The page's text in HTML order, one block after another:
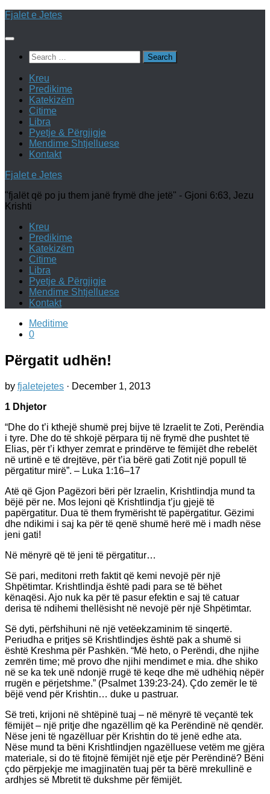
Skip
content
Fjalet e Jetes
Search
for:
Kreu
Predikime
Katekizëm
Citime
Libra
Pyetje & Përgjigje
Mendime Shtjelluese
Kontakt
Fjalet e Jetes
"fjalët që po ju them janë frymë dhe jetë" - Gjoni 6:63, Jezu
Krishti
Kreu
Predikime
Katekizëm
Citime
Libra
Pyetje & Përgjigje
Mendime Shtjelluese
Kontakt
Meditime
0
Përgatit udhën!
by fjaletejetes · December 1, 2013
1 Dhjetor
“Dhe do t’i kthejë shumë prej bijve të Izraelit te Zoti, Perëndia
i tyre. Dhe do të shkojë përpara tij në frymë dhe pushtet të
Elias, për t’i kthyer zemrat e prindërve te fëmijët dhe rebelët
në urtinë e të drejtëve, për t’ia bërë gati Zotit një popull të
përgatitur mirë”. – Luka 1:16–17
Atë që Gjon Pagëzori bëri për Izraelin, Krishtlindja mund ta
bëjë për ne. Mos lejoni që Krishtlindja t’ju gjejë të
papërgatitur. Dua të them frymërisht të papërgatitur. Gëzimi
dhe ndikimi i saj ka për të qenë shumë herë më i madh nëse
jeni gati!
Në mënyrë që të jeni të përgatitur…
Së pari, meditoni rreth faktit që kemi nevojë për një
Shpëtimtar. Krishtlindja është padi para se të bëhet
kënaqësi. Ajo nuk ka për të pasur efektin e saj të catuar
derisa të ndihemi thellësisht në nevojë për një Shpëtimtar.
Së dyti, përfshihuni në një vetëekzaminim të sinqertë.
Periudha e pritjes së Krishtlindjes është pak a shumë si
është Kreshma për Pashkën. “Më heto, o Perëndi, dhe njihe
zemrën time; më provo dhe njihi mendimet e mia. dhe shiko
në se ka tek unë ndonjë rrugë të keqe dhe më udhëhiq nëpër
rrugën e përjetshme.” (Psalmet 139:23-24). Çdo zemër le të
bëjë vend për Krishtin… duke u pastruar.
Së treti, krijoni në shtëpinë tuaj – në mënyrë të veçantë tek
fëmijët – një pritje dhe ngazëllim që ka Perëndinë në qendër.
Nëse jeni të ngazëlluar për Krishtin do të jenë edhe ata.
Nëse mund ta bëni Krishtlindjen ngazëlluese vetëm me gjëra
materiale, si do të fitojnë fëmijët një etje për Perëndinë? Bëni
çdo përpjekje me imagjinatën tuaj për ta bërë mrekullinë e
ardhjes së Mbretit të dukshme për fëmijët.